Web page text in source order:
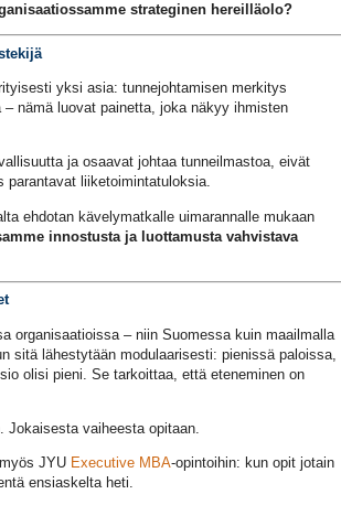
strateginen hereilläolo?
yksi asia: tunnejohtamisen merkitys
nämä luovat painetta, joka näkyy ihmisten
ja osaavat johtaa tunneilmastoa, eivät
parantavat liiketoimintatuloksia.
ehdotan kävelymatkalle uimarannalle mukaan
innostusta ja luottamusta vahvistava
organisaatioissa – niin Suomessa kuin maailmalla
sitä lähestytään modulaarisesti: pienissä paloissa,
olisi pieni. Se tarkoittaa, että eteneminen on
vaiheesta opitaan.
JYU Executive MBA-opintoihin: kun opit jotain
ensiaskelta heti.